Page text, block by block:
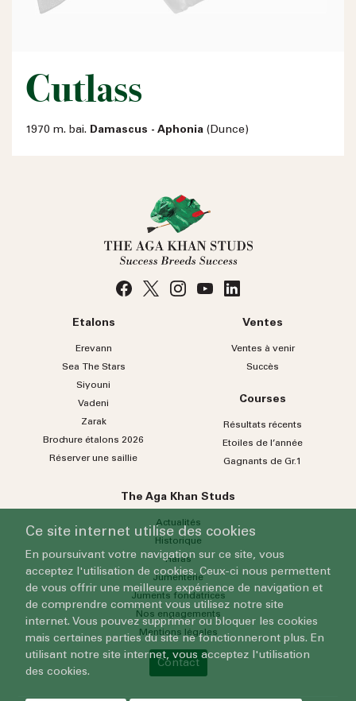
Cutlass
1970 m. bai. Damascus - Aphonia (Dunce)
Etalons
Erevann
Sea TheStars
Siyouni
Vadeni
Zarak
Brochure étalons 2026
Réserver une saillie
Ventes
Ventes à venir
Succès
Courses
Résultats récents
Etoiles de l’année
Gagnants de Gr.1
The Aga Khan Studs
Actualités
Historique
Haras
Jumenterie
Juments fondatrices
Nos engagements
Mentions légales
Contact
Ce site internet utilise des cookies
En poursuivant votre navigation sur ce site, vous
acceptez l'utilisation de cookies. Ceux-ci nous permettent
de vous offrir une meilleure expérience de navigation et
de comprendre comment vous utilisez notre site
internet. Vous pouvez supprimer ou bloquer les cookies
mais certaines parties du site ne fonctionneront plus. En
utilisant notre site internet, vous acceptez l'utilisation
des cookies.